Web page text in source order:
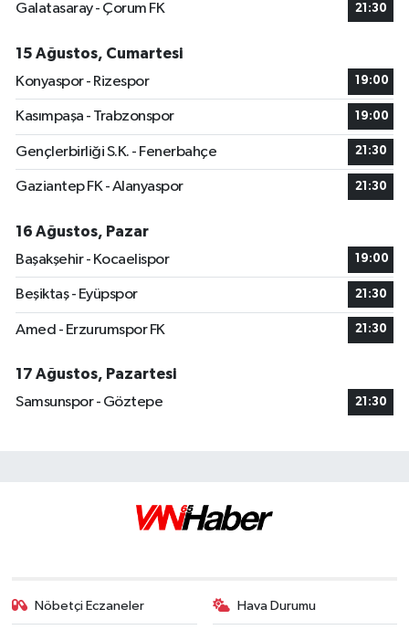
Galatasaray - Çorum FK
21:30
15 Ağustos, Cumartesi
Konyaspor - Rizespor
19:00
Kasımpaşa - Trabzonspor 19:00
Gençlerbirliği S.K. - Fenerbahçe 21:30
Gaziantep FK - Alanyaspor 21:30
16 Ağustos, Pazar
Başakşehir - Kocaelispor
19:00
Beşiktaş - Eyüpspor 21:30
Amed - Erzurumspor FK 21:30
17 Ağustos, Pazartesi
Samsunspor - Göztepe
21:30
Nöbetçi Eczaneler Hava Durumu